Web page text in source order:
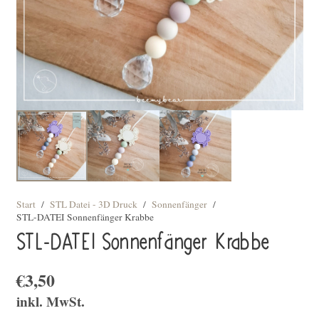
Start / STL Datei - 3D Druck / Sonnenfänger /
STL-DATEI Sonnenfänger Krabbe
STL-DATEI Sonnenfänger Krabbe
€3,50
inkl. MwSt.